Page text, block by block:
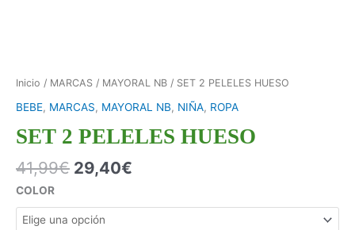
Inicio / MARCAS / MAYORAL NB / SET 2 PELELES HUESO
BEBE, MARCAS, MAYORAL NB, NIÑA, ROPA
SET 2 PELELES HUESO
41,99€ 29,40€
COLOR